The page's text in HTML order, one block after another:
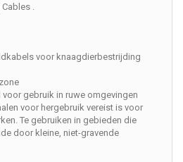
.
voor knaagdierbestrijding
gebruik in ruwe omgevingen
voor hergebruik vereist is voor
Te gebruiken in gebieden die
door kleine, niet-gravende